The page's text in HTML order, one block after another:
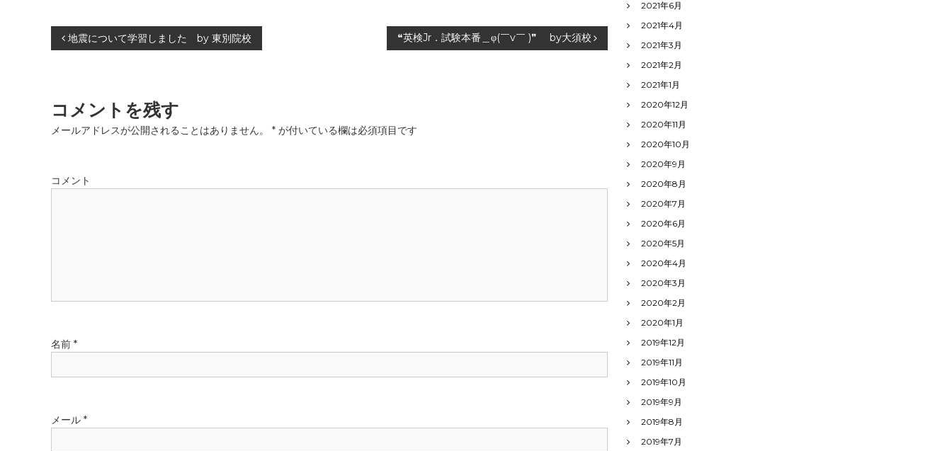
投
ナ
ビ
ン
地震について学習しました by 東別院校 ❝英検Jr．試験本番＿φ(￣v￣ )❞ by大須校
コメントを残す
メールアドレスが公開されることはありません。 * が付いている欄は必須項目です
コメント
名前 *
メール *
2021年6月
2021年4月
2021年3月
2021年2月
2021年1月
2020年12月
2020年11月
2020年10月
2020年9月
2020年8月
2020年7月
2020年6月
2020年5月
2020年4月
2020年3月
2020年2月
2020年1月
2019年12月
2019年11月
2019年10月
2019年9月
2019年8月
2019年7月